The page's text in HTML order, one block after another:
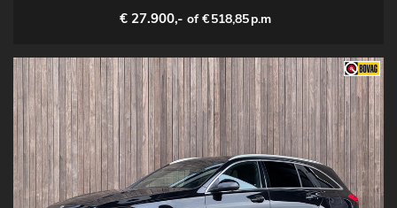
€ 27.900,- of €518,85p.m